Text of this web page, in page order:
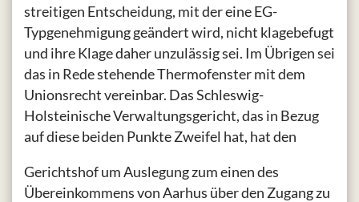
streitigen Entscheidung, mit der eine EG-
Typgenehmigung geändert wird, nicht klagebefugt
und ihre Klage daher unzulässig sei. Im Übrigen sei
das in Rede stehende Thermofenster mit dem
Unionsrecht vereinbar. Das Schleswig-
Holsteinische Verwaltungsgericht, das in Bezug
auf diese beiden Punkte Zweifel hat, hat den
Gerichtshof um Auslegung zum einen des
Übereinkommens von Aarhus über den Zugang zu